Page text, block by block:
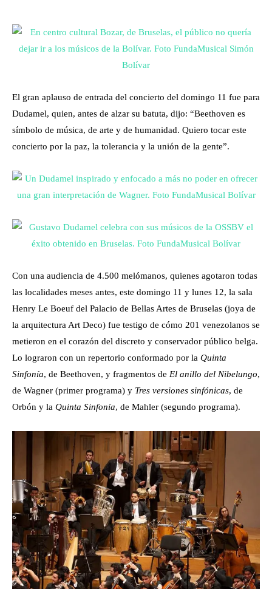
El gran aplauso de entrada del concierto del domingo 11 fue para
Dudamel, quien, antes de alzar su batuta, dijo: “Beethoven es
símbolo de música, de arte y de humanidad. Quiero tocar este
concierto por la paz, la tolerancia y la unión de la gente”.
Con una audiencia de 4.500 melómanos, quienes agotaron todas
las localidades meses antes, este domingo 11 y lunes 12, la sala
Henry Le Boeuf del Palacio de Bellas Artes de Bruselas (joya de
la arquitectura Art Deco) fue testigo de cómo 201 venezolanos se
metieron en el corazón del discreto y conservador público belga.
Lo lograron con un repertorio conformado por la Quinta
Sinfonía, de Beethoven, y fragmentos de El anillo del Nibelungo,
de Wagner (primer programa) y Tres versiones sinfónicas, de
Orbón y la Quinta Sinfonía, de Mahler (segundo programa).